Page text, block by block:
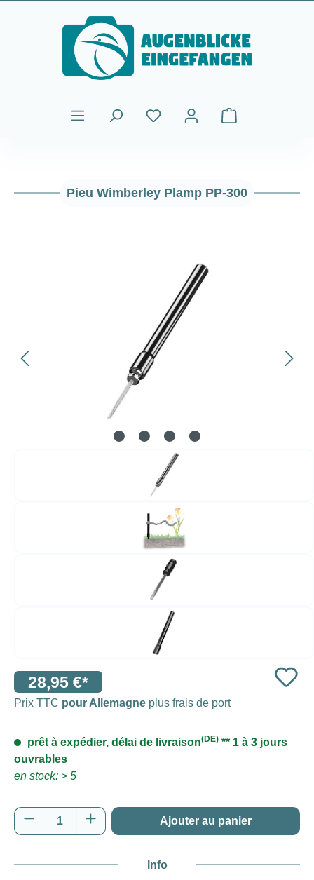
Passer au contenu principal
Le panier
Pieu Wimberley Plamp PP-300
28,95 €*
Prix TTC pour Allemagne plus frais de port
prêt à expédier, délai de livraison(DE) ** 1 à 3 jours
ouvrables
en stock: > 5
Quantité de produit : Entrez la quantité
Ajouter au panier
Info